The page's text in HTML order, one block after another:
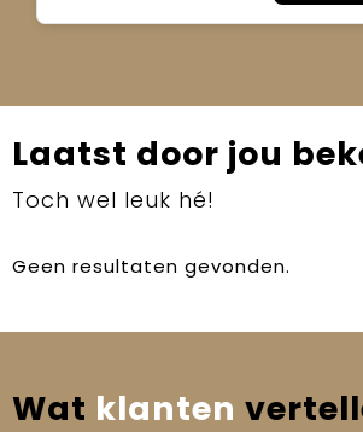
Laatst door jou
Toch wel leuk hé!
Geen resultaten gevonden.
Wat klanten